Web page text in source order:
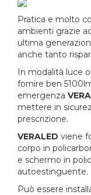
Pratica e molto
ambienti grazie
ultima
anche tanto
In modalità luce
fornire ben
emergenza
mettere in
prescrizione.
VERALED viene
corpo in
e schermo in
Può essere